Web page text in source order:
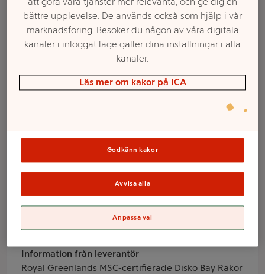
Skalade räkor XL
Greenland
Royal Greenland
Information från leverantör
Royal Greenlands MSC-certifierade Disko Bay Räkor
Välj butik och handla
Sortimentet kan variera mellan butikerna
bättre upplevelse. De används också som hjälp i vår
marknadsföring. Besöker du någon av våra digitala
kanaler i inloggat läge gäller dina inställningar i alla
kanaler.
Läs mer om kakor på ICA
Godkänn kakor
Avvisa alla
Anpassa val